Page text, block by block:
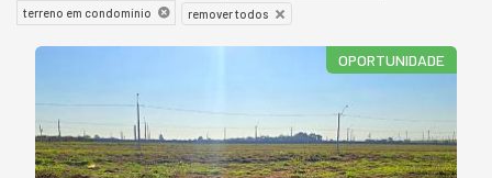
terreno em condomínio
remover todos
OPORTUNIDADE